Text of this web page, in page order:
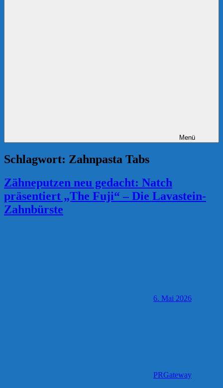
Menü
Schlagwort: Zahnpasta Tabs
Zähneputzen neu gedacht: Natch
präsentiert „The Fuji“ – Die Lavastein-
Zahnbürste
6. Mai 2026
PRGateway